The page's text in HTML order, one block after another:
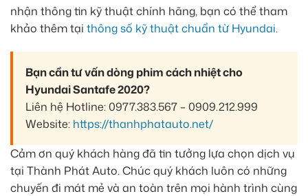
nhận thông tin kỹ thuật chính hãng, bạn có thể tham
khảo thêm tại thông số kỹ thuật chuẩn từ Hyundai.
Bạn cần tư vấn dòng phim cách nhiệt cho
Hyundai Santafe 2020?
Liên hệ Hotline: 0977.383.567 – 0909.212.999
Website: https://thanhphatauto.net/
Cảm ơn quý khách hàng đã tin tưởng lựa chọn dịch vụ
tại Thành Phát Auto. Chúc quý khách luôn có những
chuyến đi mát mẻ và an toàn trên mọi hành trình cùng